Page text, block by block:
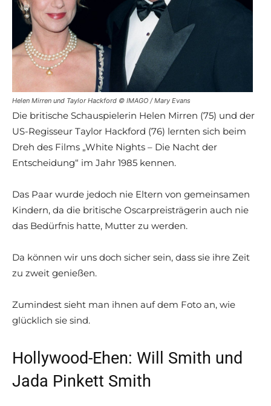
Helen Mirren und Taylor Hackford © IMAGO / Mary Evans
Die britische Schauspielerin Helen Mirren (75) und der
US-Regisseur Taylor Hackford (76) lernten sich beim
Dreh des Films „White Nights – Die Nacht der
Entscheidung“ im Jahr 1985 kennen.
Das Paar wurde jedoch nie Eltern von gemeinsamen
Kindern, da die britische Oscarpreisträgerin auch nie
das Bedürfnis hatte, Mutter zu werden.
Da können wir uns doch sicher sein, dass sie ihre Zeit
zu zweit genießen.
Zumindest sieht man ihnen auf dem Foto an, wie
glücklich sie sind.
Hollywood-Ehen: Will Smith und
Jada Pinkett Smith